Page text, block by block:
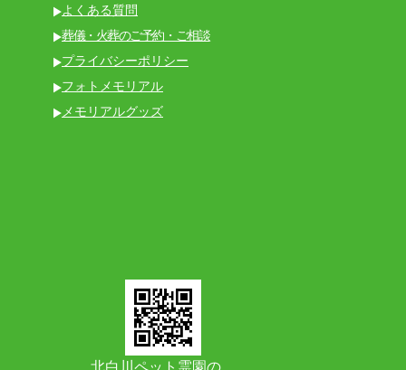
よくある質問
葬儀・火葬のご予約・ご相談
プライバシーポリシー
フォトメモリアル
メモリアルグッズ